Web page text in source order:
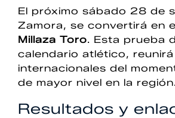
El próximo sábado 28 de
Zamora, se convertirá en
Millaza Toro. Esta prueba
calendario atlético,
internacionales del
de mayor nivel en la región.
Resultados y